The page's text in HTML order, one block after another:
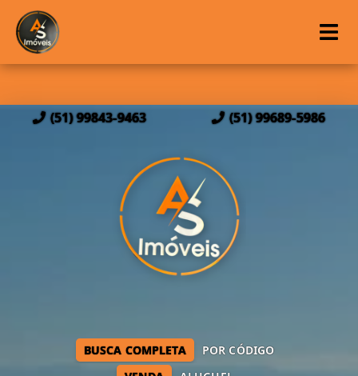
(51) 99843-9463 (51) 99689-5986
BUSCA COMPLETA POR CÓDIGO